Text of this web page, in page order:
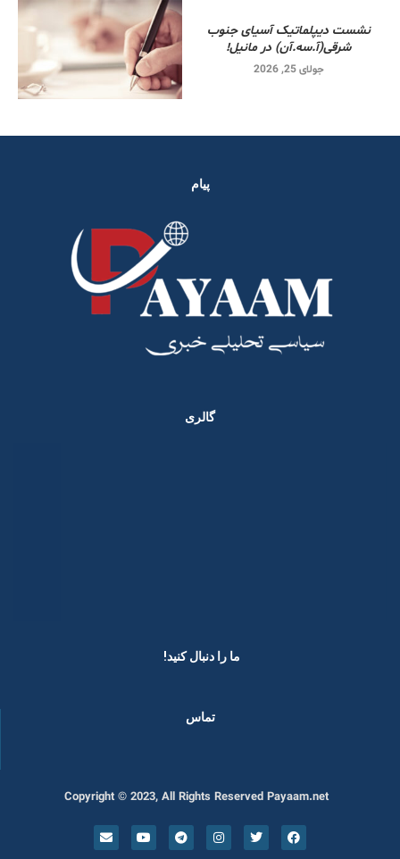
نشست دیپلماتیک آسیای جنوب
شرقی‌(آ.سه.آن) در مانیل!
جولای 25, 2026
پیام
گالری
ما را دنبال کنید! ​
تماس
Copyright © 2023, All Rights Reserved Payaam.net